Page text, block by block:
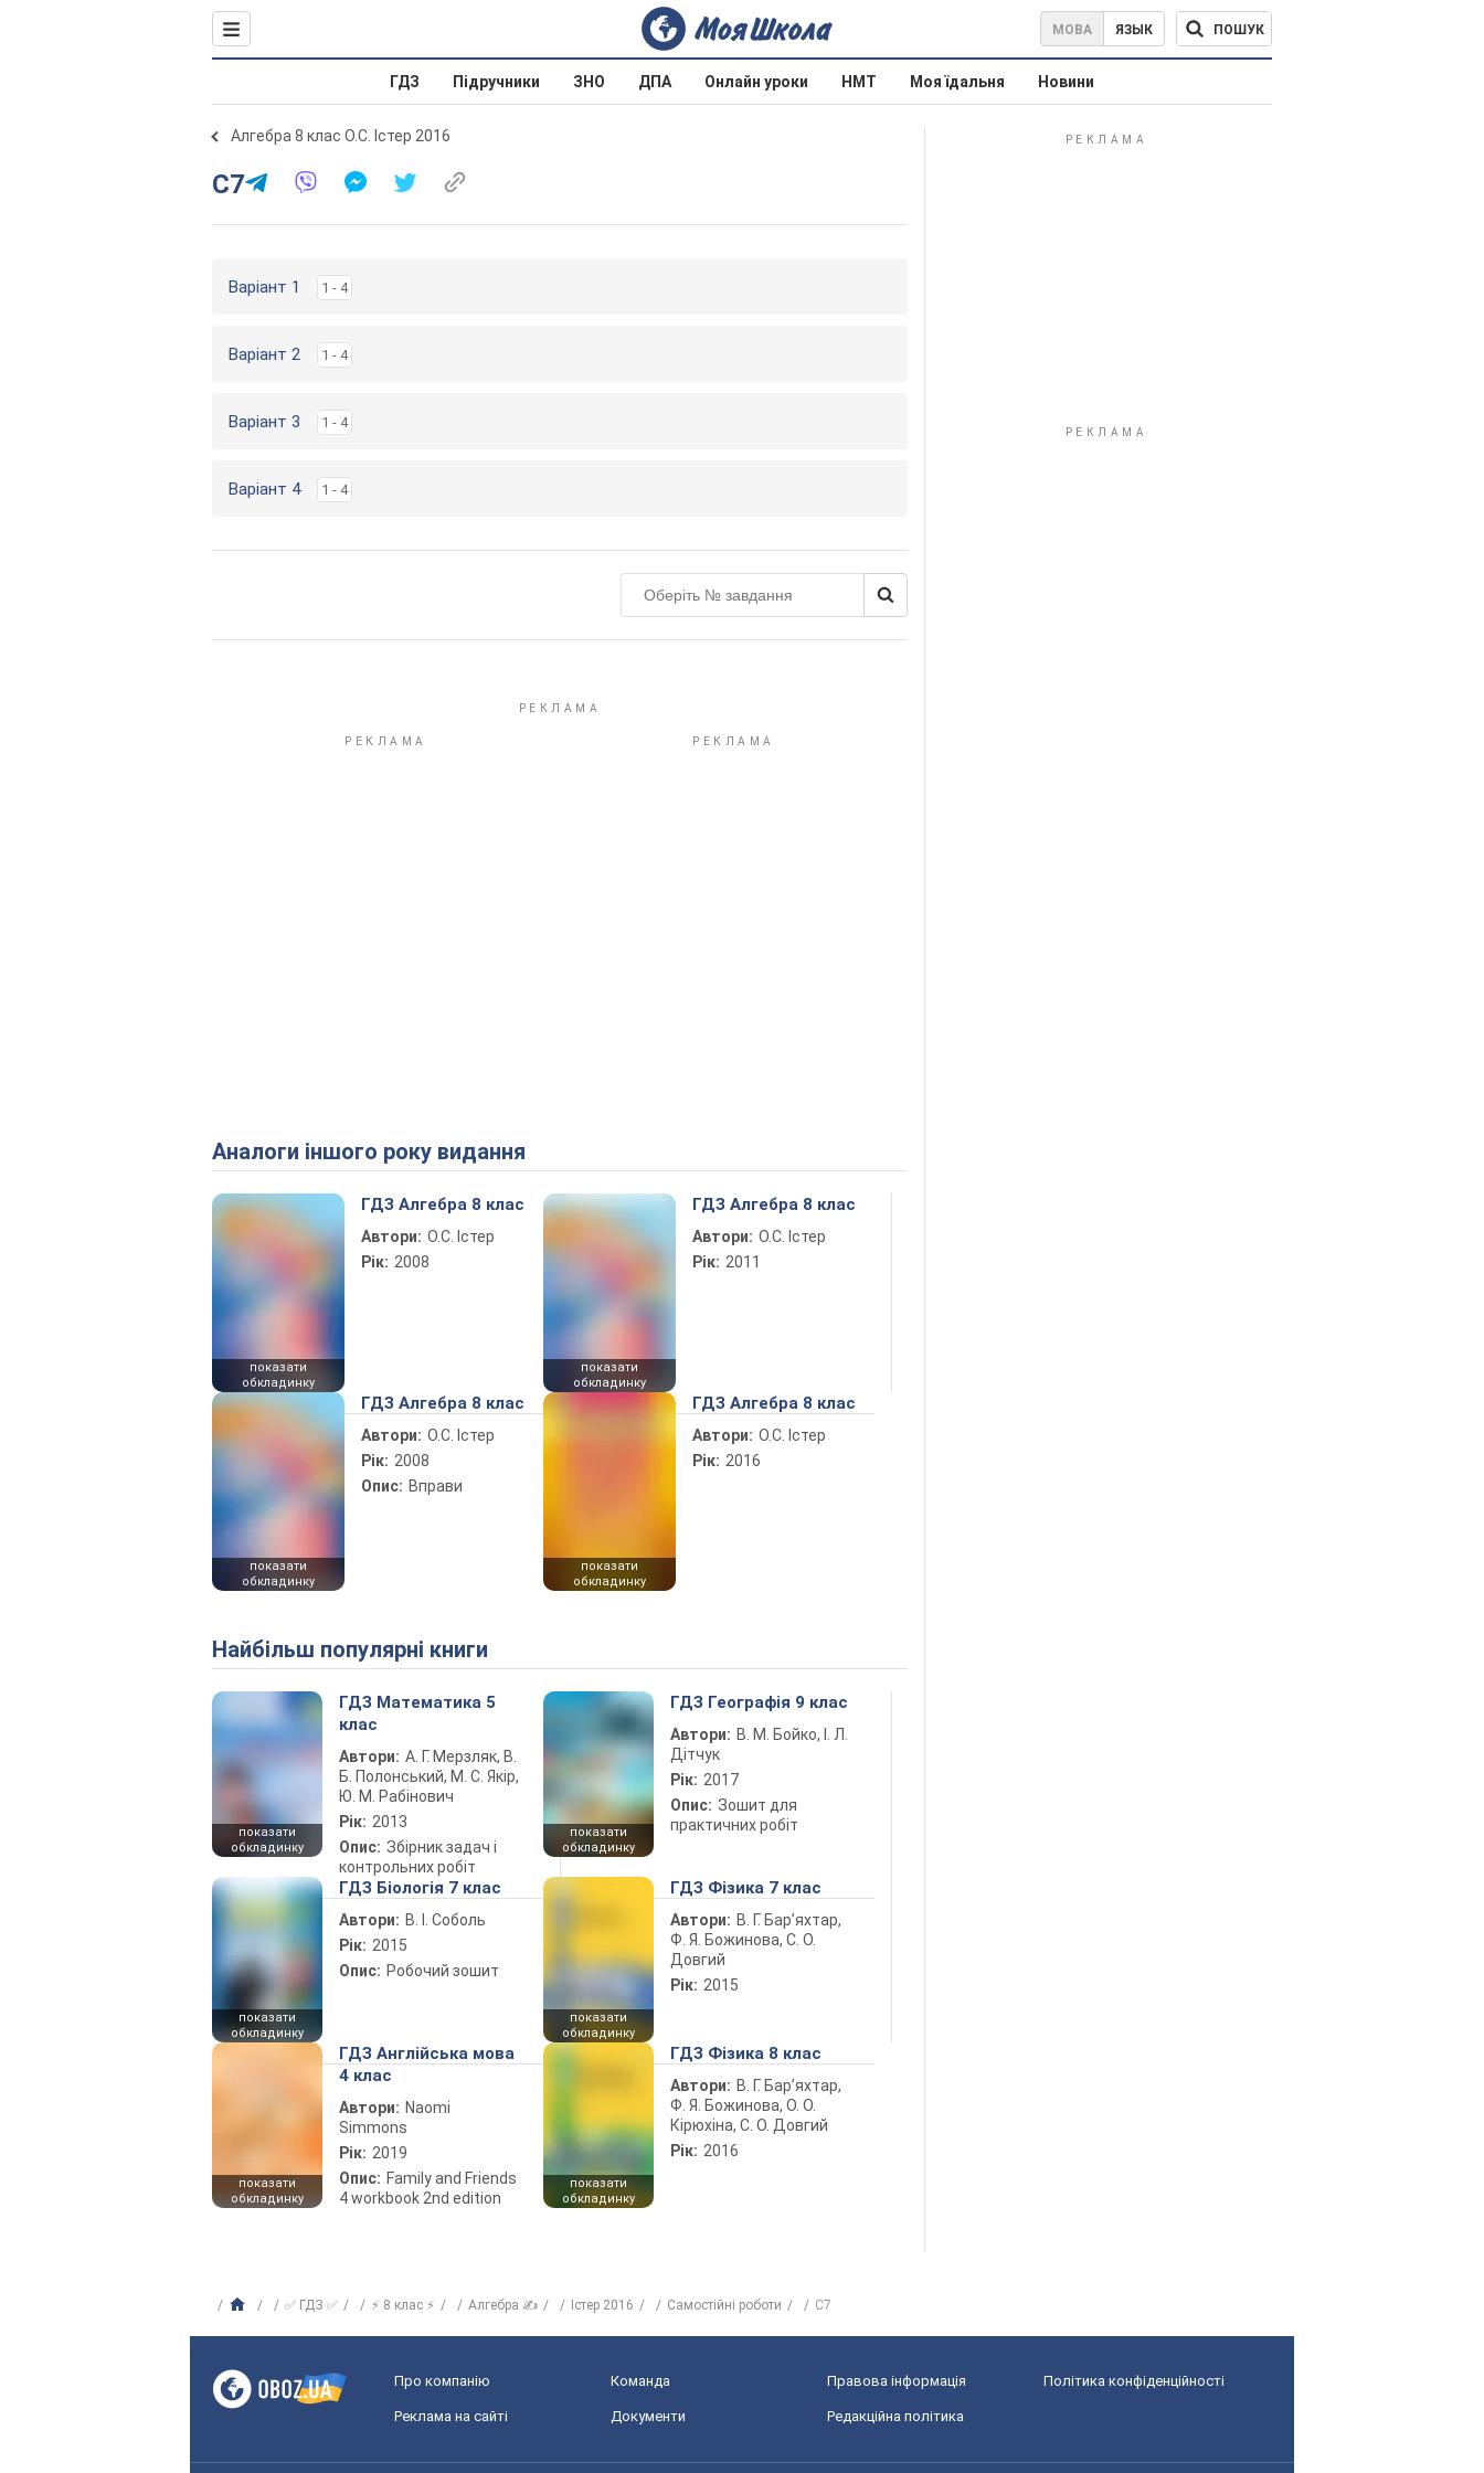
МОВА ЯЗЫК ПОШУК
ГДЗ Підручники ЗНО ДПА Онлайн уроки НМТ Моя їдальня Новини
Алгебра 8 клас О.С. Істер 2016
С7
Варіант 1 1 - 4
Варіант 2 1 - 4
Варіант 3 1 - 4
Варіант 4 1 - 4
Аналоги іншого року видання
показати
обкладинку
ГДЗ Алгебра 8 клас
Автори: О.С. Істер
Рік: 2008
показати
обкладинку
ГДЗ Алгебра 8 клас
Автори: О.С. Істер
Рік: 2011
показати
обкладинку
ГДЗ Алгебра 8 клас
Автори: О.С. Істер
Рік: 2008
Опис: Вправи
показати
обкладинку
ГДЗ Алгебра 8 клас
Автори: О.С. Істер
Рік: 2016
Найбільш популярні книги
показати
обкладинку
ГДЗ Математика 5
клас
Автори: А. Г. Мерзляк, В.
Б. Полонський, М. С. Якір,
Ю. М. Рабінович
Рік: 2013
Опис: Збірник задач і
контрольних робіт
показати
обкладинку
ГДЗ Географія 9 клас
Автори: В. М. Бойко, І. Л.
Дітчук
Рік: 2017
Опис: Зошит для
практичних робіт
показати
обкладинку
ГДЗ Біологія 7 клас
Автори: В. І. Соболь
Рік: 2015
Опис: Робочий зошит
показати
обкладинку
ГДЗ Фізика 7 клас
Автори: В. Г. Бар’яхтар,
Ф. Я. Божинова, С. О.
Довгий
Рік: 2015
показати
обкладинку
ГДЗ Англійська мова
4 клас
Автори: Naomi
Simmons
Рік: 2019
Опис: Family and Friends
4 workbook 2nd edition
показати
обкладинку
ГДЗ Фізика 8 клас
Автори: В. Г. Бар’яхтар,
Ф. Я. Божинова, О. О.
Кірюхіна, С. О. Довгий
Рік: 2016
✅ ГДЗ ✅ ⚡ 8 клас ⚡ Алгебра ✍ Істер 2016 Самостійні роботи С7
Про компанію Команда Правова інформація Політика конфіденційності
Реклама на сайті Документи Редакційна політика